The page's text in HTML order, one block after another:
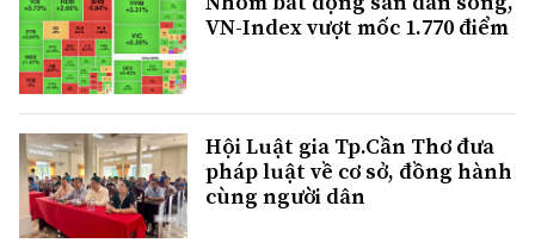
VN-Index vượt mốc 1.770 điểm
Hội Luật gia Tp.Cần Thơ đưa
pháp luật về cơ sở, đồng hành
cùng người dân